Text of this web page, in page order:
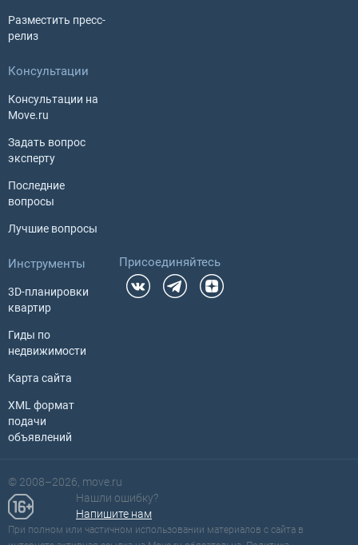
Ваш регион для поиска
США ?
Разместить пресс-
релиз
Консультации
Консультации на
Move.ru
Задать вопрос
эксперту
Последние
вопросы
Лучшие вопросы
Инструменты
3D-планировки
квартир
Гиды по
недвижимости
Карта сайта
XML формат
подачи
объявлений
Присоединяйтесь
© 2008–2026, move.ru
Нашли ошибку?
Напишите нам
При полном или частичном использовании материалов с сайта в